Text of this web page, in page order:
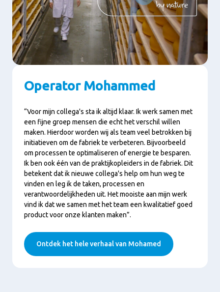
Operator Mohammed
“Voor mijn collega's sta ik altijd klaar. Ik werk samen met
een fijne groep mensen die echt het verschil willen
maken. Hierdoor worden wij als team veel betrokken bij
initiatieven om de fabriek te verbeteren. Bijvoorbeeld
om processen te optimaliseren of energie te besparen.
Ik ben ook één van de praktijkopleiders in de fabriek. Dit
betekent dat ik nieuwe collega's help om hun weg te
vinden en leg ik de taken, processen en
verantwoordelijkheden uit. Het mooiste aan mijn werk
vind ik dat we samen met het team een kwalitatief goed
product voor onze klanten maken”.
Ontdek het hele verhaal van Mohamed